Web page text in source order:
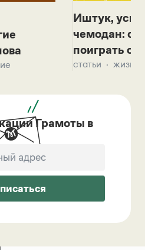
Иштук,
чемодан:
поиграть с
статьи жизнь
Грамоты в